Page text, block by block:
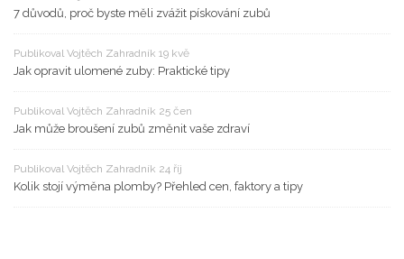
7 důvodů, proč byste měli zvážit pískování zubů
Publikoval Vojtěch Zahradník 19 kvě
Jak opravit ulomené zuby: Praktické tipy
Publikoval Vojtěch Zahradník 25 čen
Jak může broušení zubů změnit vaše zdraví
Publikoval Vojtěch Zahradník 24 říj
Kolik stojí výměna plomby? Přehled cen, faktory a tipy